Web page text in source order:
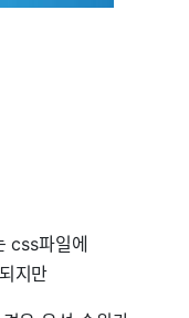
css파일에
지만